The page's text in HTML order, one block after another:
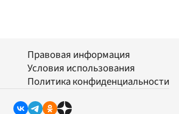
Правовая информация
Условия использования
Политика конфиденциальности